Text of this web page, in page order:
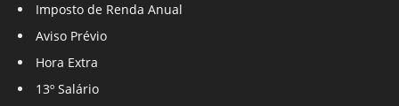
Imposto de Renda Anual
Aviso Prévio
Hora Extra
13º Salário